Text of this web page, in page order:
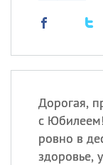
Дорогая,
с
ровно в
здоровье,